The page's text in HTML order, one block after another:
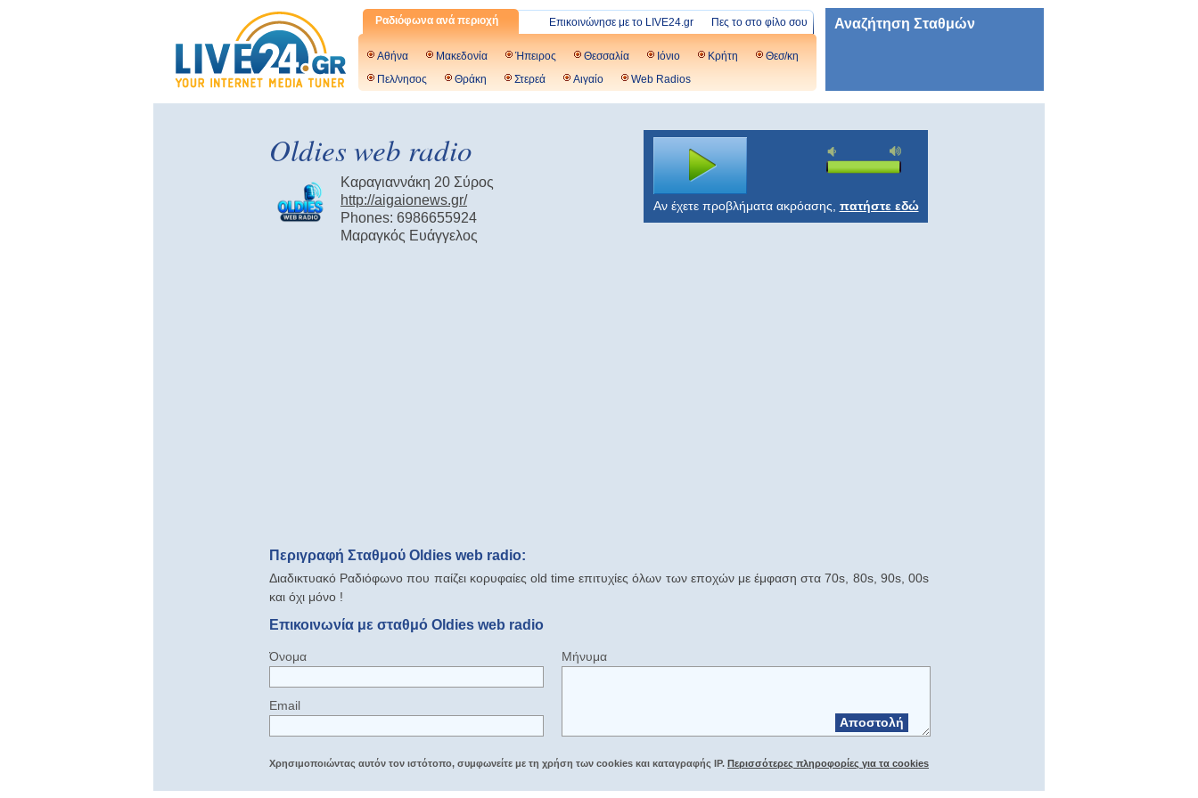
Ραδιόφωνα ανά περιοχή Πες το στο φίλο σου
Επικοινώνησε με το LIVE24.gr
Αθήνα Μακεδονία Ήπειρος Θεσσαλία Ιόνιο Κρήτη
Θεσ/κη
Πελ/νησος
Θράκη Στερεά Αιγαίο Web Radios
Αναζήτηση Σταθμών
Oldies web radio
Καραγιαννάκη 20 Σύρος
http://aigaionews.gr/
Phones: 6986655924
Μαραγκός Ευάγγελος
Αν έχετε προβλήματα ακρόασης, πατήστε εδώ
Περιγραφή Σταθμού Oldies web radio:
Διαδικτυακό Ραδιόφωνο που παίζει κορυφαίες old time επιτυχίες όλων των εποχών με έμφαση στα 70s, 80s, 90s, 00s
και όχι μόνο !
Επικοινωνία με σταθμό Oldies web radio
Όνομα
Email
Μήνυμα
Αποστολή
Χρησιμοποιώντας αυτόν τον ιστότοπο, συμφωνείτε με τη χρήση των cookies και καταγραφής IP. Περισσότερες πληροφορίες για τα cookies